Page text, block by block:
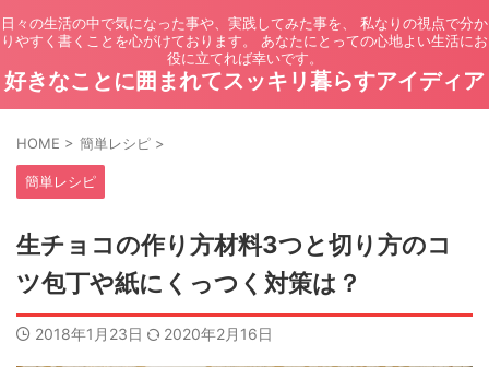
日々の生活の中で気になった事や、実践してみた事を、 私なりの視点で分か
りやすく書くことを心がけております。 あなたにとっての心地よい生活にお
役に立てれば幸いです。
好きなことに囲まれてスッキリ暮らすアイディア
HOME > 簡単レシピ >
簡単レシピ
生チョコの作り方材料3つと切り方のコ
ツ包丁や紙にくっつく対策は？
2018年1月23日 2020年2月16日